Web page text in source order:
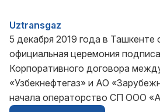
Uztransgaz
5 декабря 2019 года в Ташкенте
официальная церемония
Корпоративного договора
«Узбекнефтегаз» и АО
начала операторство СП ООО